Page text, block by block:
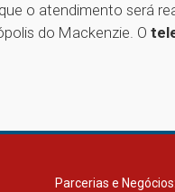
o atendimento será
do Mackenzie. O
Parcerias e Negócios: